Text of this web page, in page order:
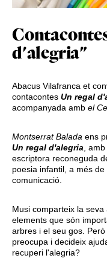
d'alegria"
Abacus Vilafranca et
contacontes Un regal
acompanyada amb el
Montserrat Balada ens
Un regal d'alegria, amb
escriptora reconeguda
poesia infantil, a més
comunicació.
Musi comparteix la
elements que són
arbres i el seu gos.
preocupa i decideix
recuperi l'alegria?